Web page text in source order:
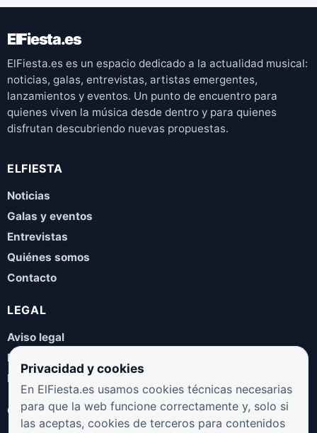
ElFiesta.es
ElFiesta.es es un espacio dedicado a la actualidad musical:
noticias, galas, entrevistas, artistas emergentes,
lanzamientos y eventos. Un punto de encuentro para
quienes viven la música desde dentro y para quienes
disfrutan descubriendo nuevas propuestas.
ELFIESTA
Noticias
Galas y eventos
Entrevistas
Quiénes somos
Contacto
LEGAL
Aviso legal
Política de privacidad
Política de cookies
COLABORA
Privacidad y cookies
En ElFiesta.es usamos cookies técnicas necesarias
para que la web funcione correctamente y, solo si
las aceptas, cookies de terceros para contenidos